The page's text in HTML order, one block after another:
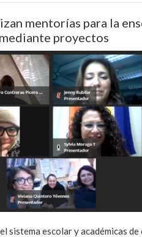
mentorías para la
proyectos
sistema escolar y académicas